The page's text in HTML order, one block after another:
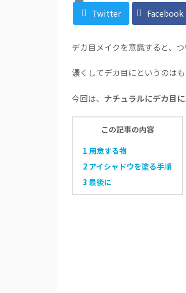
Twitter Facebook
デカ目メイクを意識すると、
濃くしてデカ目にというのは
今回は、 ナチュラルにデカ目
この記事の内容
1用意する物
2 アイシャドウを塗る手順
3最後に